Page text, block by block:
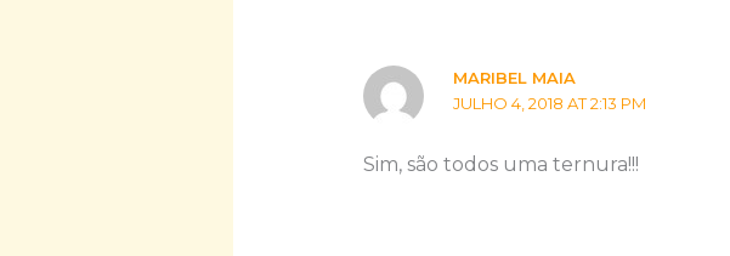
MARIBEL MAIA
JULHO 4, 2018 AT 2:13 PM
Sim, são todos uma ternura!!!